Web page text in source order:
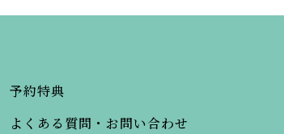
予約特典
よくある質問・お問い合わせ